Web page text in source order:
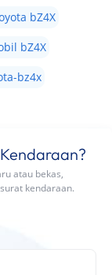
bZ4X
bZ4X
bz4x
atau bekas,
kendaraan.